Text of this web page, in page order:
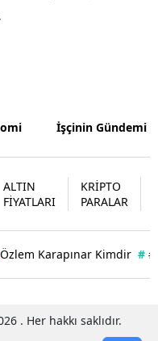
Batman
İşçinin Gündemi
ALTIN
FİYATLARI
KRİPTO
PARALAR
Özlem Karapınar Kimdir #
. Her hakkı saklıdır.